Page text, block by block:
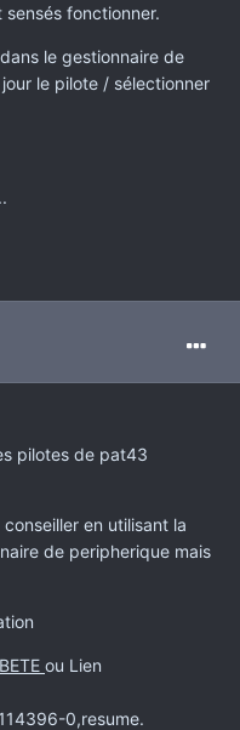
fonctionner.
le gestionnaire de
le pilote / sélectionner
pilotes de pat43
en utilisant la
de peripherique mais
ou Lien
0,resume.